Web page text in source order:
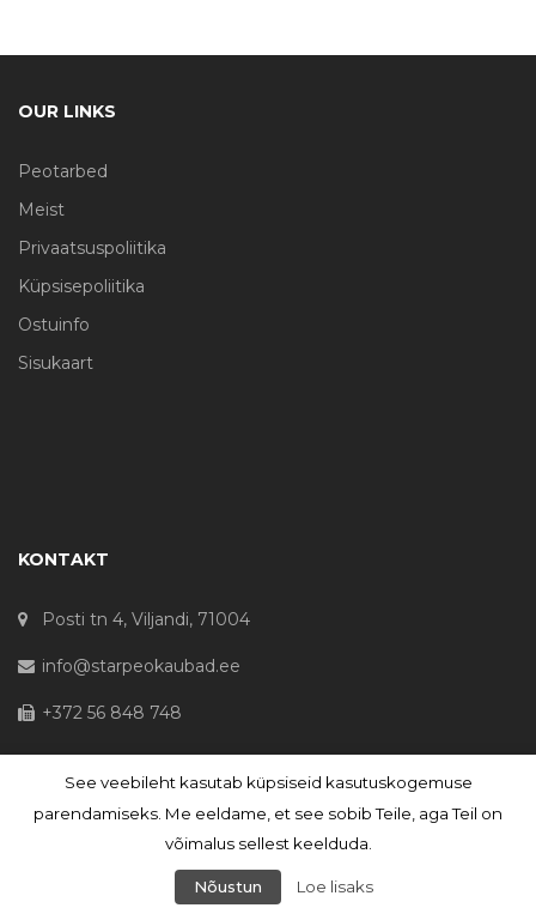
OUR LINKS
Peotarbed
Meist
Privaatsuspoliitika
Küpsisepoliitika
Ostuinfo
Sisukaart
KONTAKT
Posti tn 4, Viljandi, 71004
info@starpeokaubad.ee
+372 56 848 748
© Haljaste OÜ 2020 - Registrikood 10645867
See veebileht kasutab küpsiseid kasutuskogemuse
parendamiseks. Me eeldame, et see sobib Teile, aga Teil on
võimalus sellest keelduda.
Nõustun Loe lisaks